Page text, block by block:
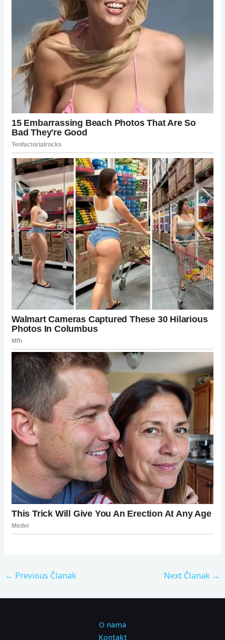
← Previous Članak Next Članak →
O nama
Kontakt